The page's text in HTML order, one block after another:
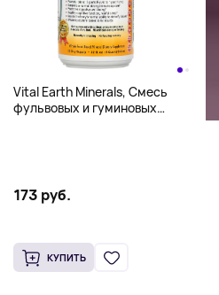
Vital Earth Minerals, Смесь
фульвовых и гуминовых
173 руб.
КУПИТЬ